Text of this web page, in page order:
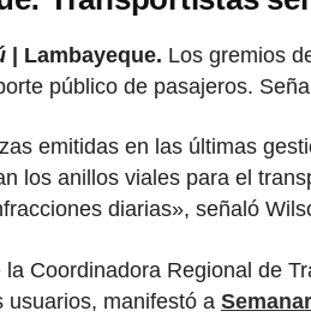
| Lambayeque. Los gremios
público de pasajeros.
emitidas en las últimas
los anillos viales para el
diarias», señaló
la Coordinadora Regional de
usuarios, manifestó a